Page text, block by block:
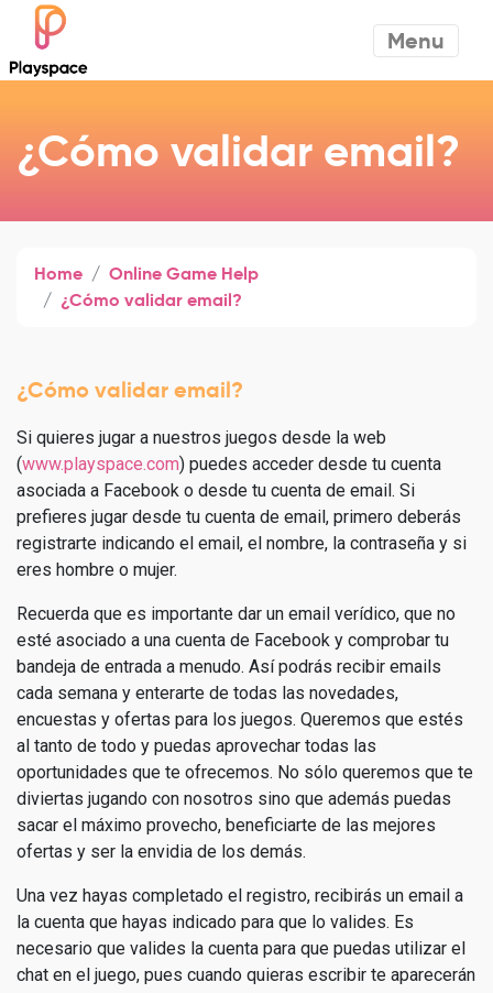
Menu
¿Cómo validar email?
Home
Online Game Help
¿Cómo validar email?
¿Cómo validar email?
Si quieres jugar a nuestros juegos desde la web
(www.playspace.com) puedes acceder desde tu cuenta
asociada a Facebook o desde tu cuenta de email. Si
prefieres jugar desde tu cuenta de email, primero deberás
registrarte indicando el email, el nombre, la contraseña y si
eres hombre o mujer.
Recuerda que es importante dar un email verídico, que no
esté asociado a una cuenta de Facebook y comprobar tu
bandeja de entrada a menudo. Así podrás recibir emails
cada semana y enterarte de todas las novedades,
encuestas y ofertas para los juegos. Queremos que estés
al tanto de todo y puedas aprovechar todas las
oportunidades que te ofrecemos. No sólo queremos que te
diviertas jugando con nosotros sino que además puedas
sacar el máximo provecho, beneficiarte de las mejores
ofertas y ser la envidia de los demás.
Una vez hayas completado el registro, recibirás un email a
la cuenta que hayas indicado para que lo valides. Es
necesario que valides la cuenta para que puedas utilizar el
chat en el juego, pues cuando quieras escribir te aparecerán